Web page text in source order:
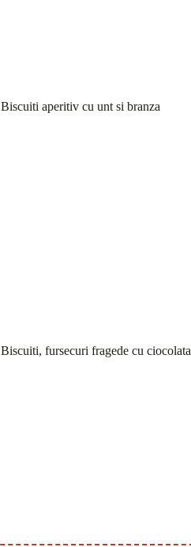
Biscuiti aperitiv cu unt si branza
Biscuiti, fursecuri fragede cu ciocolata